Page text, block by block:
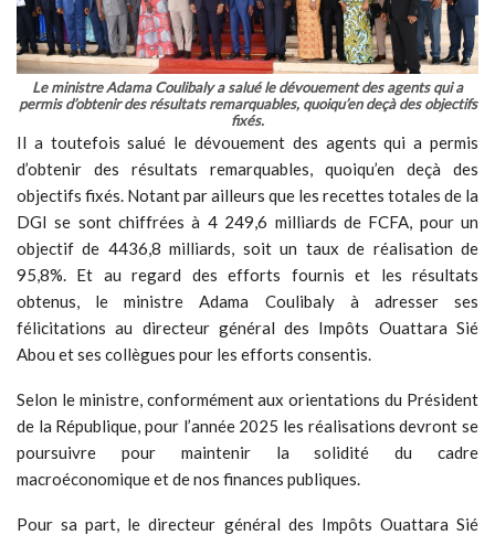
Le ministre Adama Coulibaly a salué le dévouement des agents qui a
permis d’obtenir des résultats remarquables, quoiqu’en deçà des objectifs
fixés.
Il a toutefois salué le dévouement des agents qui a permis
d’obtenir des résultats remarquables, quoiqu’en deçà des
objectifs fixés. Notant par ailleurs que les recettes totales de la
DGI se sont chiffrées à 4 249,6 milliards de FCFA, pour un
objectif de 4436,8 milliards, soit un taux de réalisation de
95,8%. Et au regard des efforts fournis et les résultats
obtenus, le ministre Adama Coulibaly à adresser ses
félicitations au directeur général des Impôts Ouattara Sié
Abou et ses collègues pour les efforts consentis.
Selon le ministre, conformément aux orientations du Président
de la République, pour l’année 2025 les réalisations devront se
poursuivre pour maintenir la solidité du cadre
macroéconomique et de nos finances publiques.
Pour sa part, le directeur général des Impôts Ouattara Sié